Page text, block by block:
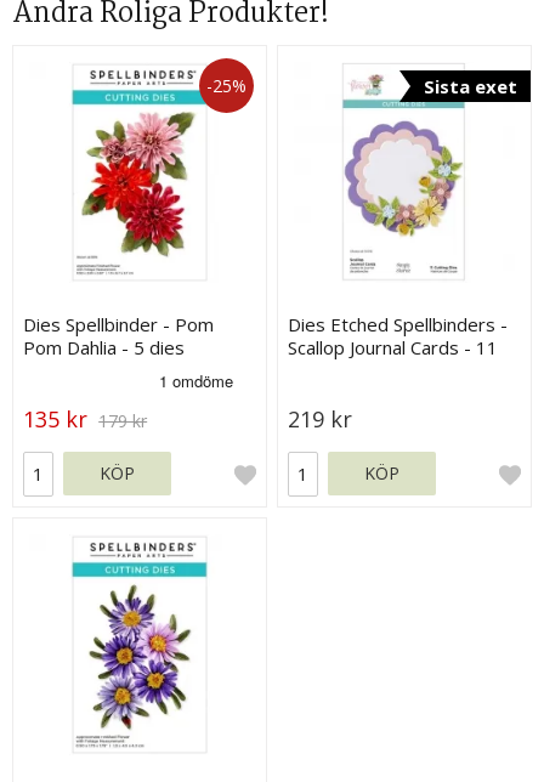
Andra Roliga Produkter!
-25%
Dies Spellbinder - Pom
Pom Dahlia - 5 dies
135 kr 179 kr
KÖP
Sista exet
Dies Etched Spellbinders -
Scallop Journal Cards - 11
219 kr
KÖP